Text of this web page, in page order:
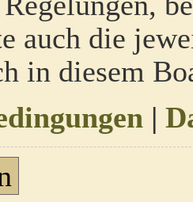
auch die
in diesem
|